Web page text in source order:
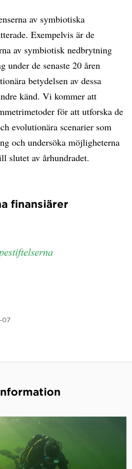
av symbiotiska
Exempelvis är de
av symbiotisk nedbrytning
de senaste 20 åren
betydelsen av dessa
känd. Vi kommer att
för att utforska de
evolutionära scenarier som
och undersöka möjligheterna
slutet av århundradet.
finansiärer
07